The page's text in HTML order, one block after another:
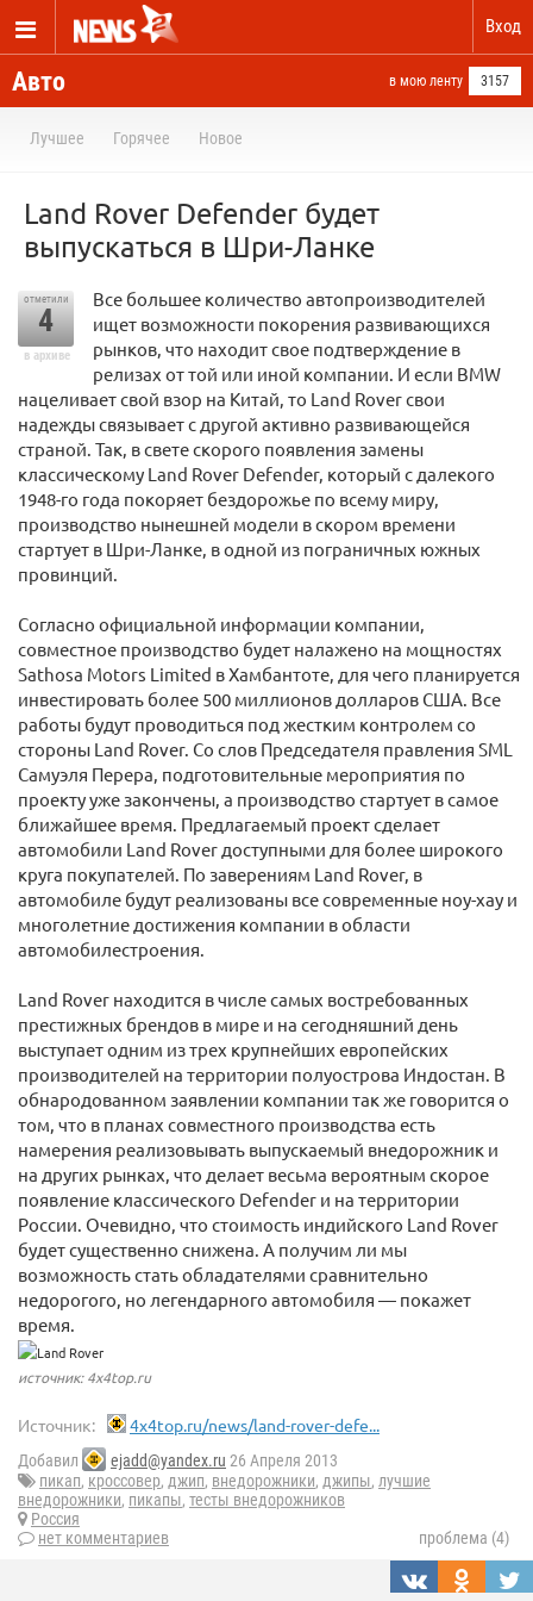
Вход
Авто в мою ленту 3157
Лучшее Горячее Новое
Land Rover Defender будет
выпускаться в Шри-Ланке
отметили
4
в архиве
Все большее количество автопроизводителей
ищет возможности покорения развивающихся
рынков, что находит свое подтверждение в
релизах от той или иной компании. И если BMW
нацеливает свой взор на Китай, то Land Rover свои
надежды связывает с другой активно развивающейся
страной. Так, в свете скорого появления замены
классическому Land Rover Defender, который с далекого
1948-го года покоряет бездорожье по всему миру,
производство нынешней модели в скором времени
стартует в Шри-Ланке, в одной из пограничных южных
провинций.
Согласно официальной информации компании,
совместное производство будет налажено на мощностях
Sathosa Motors Limited в Хамбантоте, для чего планируется
инвестировать более 500 миллионов долларов США. Все
работы будут проводиться под жестким контролем со
стороны Land Rover. Со слов Председателя правления SML
Самуэля Перера, подготовительные мероприятия по
проекту уже закончены, а производство стартует в самое
ближайшее время. Предлагаемый проект сделает
автомобили Land Rover доступными для более широкого
круга покупателей. По заверениям Land Rover, в
автомобиле будут реализованы все современные ноу-хау и
многолетние достижения компании в области
автомобилестроения.
Land Rover находится в числе самых востребованных
престижных брендов в мире и на сегодняшний день
выступает одним из трех крупнейших европейских
производителей на территории полуострова Индостан. В
обнародованном заявлении компании так же говорится о
том, что в планах совместного производства есть
намерения реализовывать выпускаемый внедорожник и
на других рынках, что делает весьма вероятным скорое
появление классического Defender и на территории
России. Очевидно, что стоимость индийского Land Rover
будет существенно снижена. А получим ли мы
возможность стать обладателями сравнительно
недорогого, но легендарного автомобиля — покажет
время.
источник: 4x4top.ru
Источник: 4x4top.ru/news/land-rover-defe...
Добавил ejadd@yandex.ru 26 Апреля 2013
пикап, кроссовер, джип, внедорожники, джипы, лучшие
внедорожники, пикапы, тесты внедорожников
Россия
нет комментариев
проблема (4)